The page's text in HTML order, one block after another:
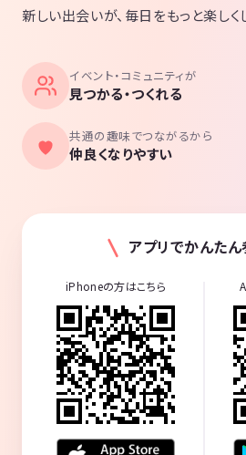
新しい出会いが、毎日をもっと楽しく
イベント・コミュニティが
見つかる・つくれる
共通の趣味でつながるから
仲良くなりやすい
アプリでかんたん
iPhoneの方はこちら